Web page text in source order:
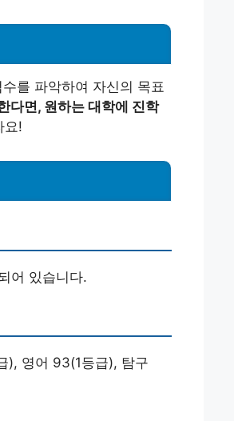
를 파악하여 자신의 목표
다면, 원하는 대학에 진학
요!
어 있습니다.
), 영어 93(1등급), 탐구